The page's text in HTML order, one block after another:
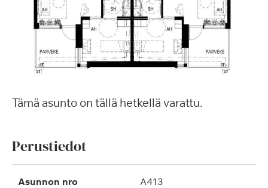
Tämä asunto on tällä hetkellä varattu.
Perustiedot
Asunnon nro A413